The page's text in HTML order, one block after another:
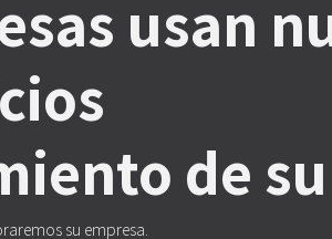
usan
de
su empresa.